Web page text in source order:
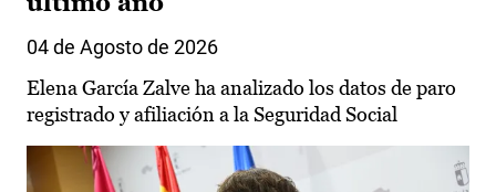
04 de Agosto de 2026
Elena García Zalve ha analizado los datos de paro
registrado y afiliación a la Seguridad Social